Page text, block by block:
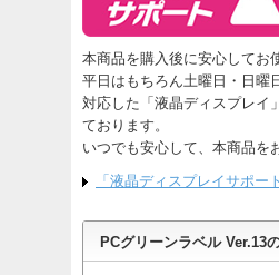
本商品を購入後に安心してお
平日はもちろん土曜日・日曜
対応した「液晶ディスプレイ
ております。
いつでも安心して、本商品を
「液晶ディスプレイサポー
PCグリーンラベル Ver.13